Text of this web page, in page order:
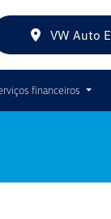
VW Auto
financeiros